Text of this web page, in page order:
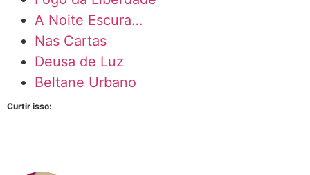
A Noite Escura…
Nas Cartas
Deusa de Luz
Beltane Urbano
Curtir isso: